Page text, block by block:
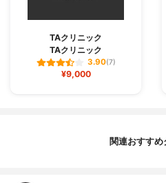
TAクリニック
TAクリニック
3.90(7)
¥9,000
関連おすすめ